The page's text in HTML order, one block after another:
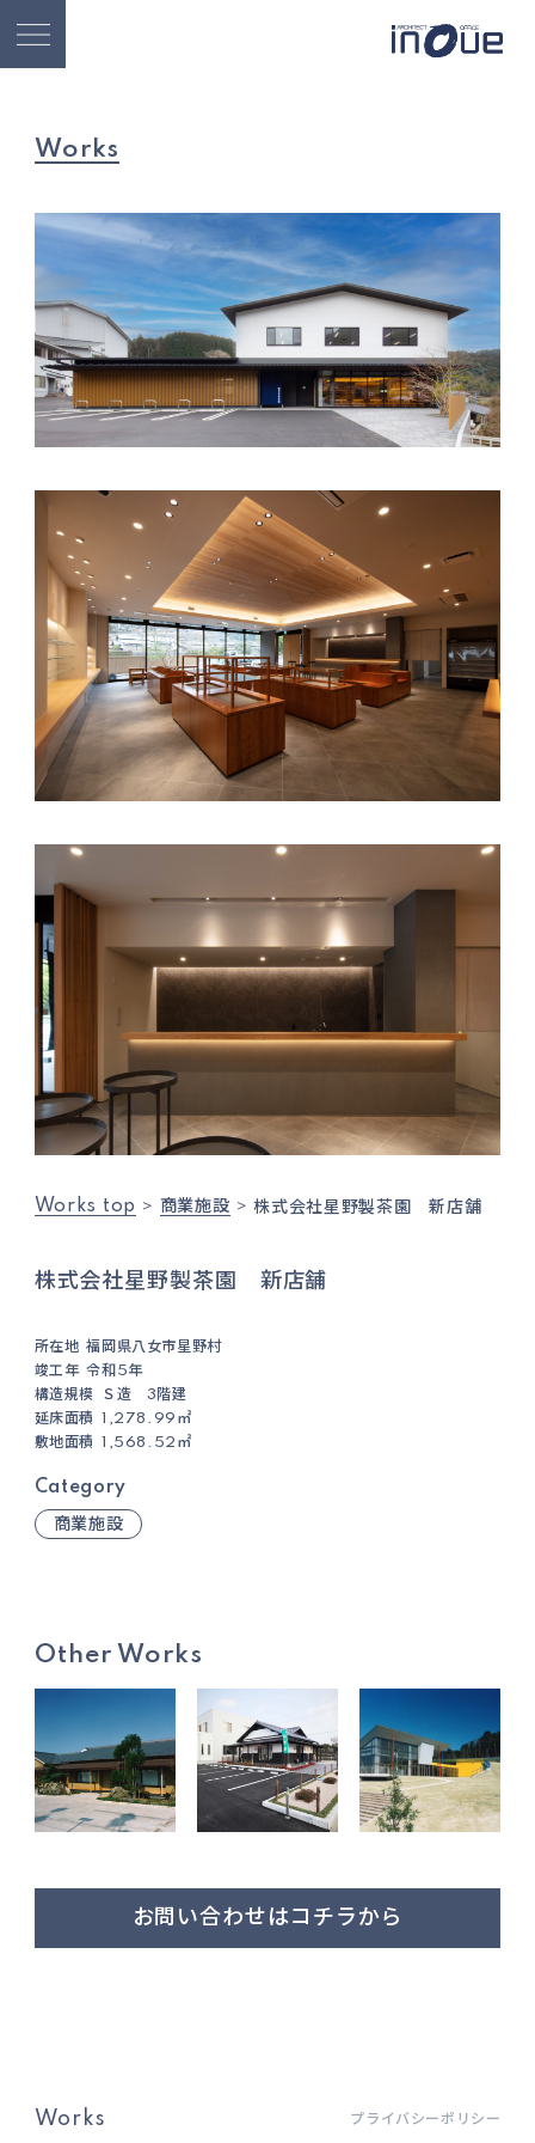
Works
Works top 商業施設 株式会社星野製茶園 新店舗
株式会社星野製茶園 新店舗
所在地 福岡県八女市星野村
竣工年 令和5年
構造規模
Ｓ造 3階建
延床面積
1,278.99㎡
敷地面積
1,568.52㎡
Category
商業施設
Other Works
お問い合わせはコチラから
Works プライバシーポリシー